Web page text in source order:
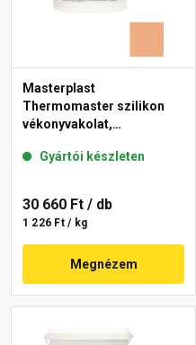
Masterplast
Thermomaster szilikon
vékonyvakolat,
11-C 25 kg
Gyártói készleten
30 660 Ft / db
1 226 Ft / kg
Megnézem